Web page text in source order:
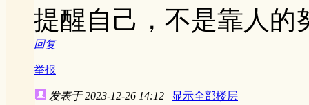
提醒自己，不是靠人的
回复
举报
发表于 2023-12-26 14:12 | 显示全部楼层